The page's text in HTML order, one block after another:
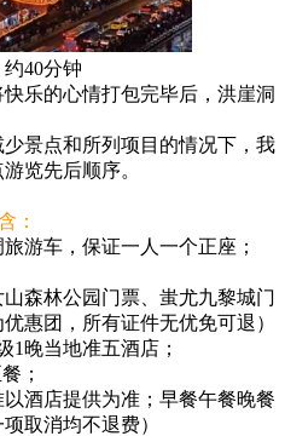
40分钟
乐的心情打包完毕后，洪崖洞
少景点和所列项目的情况下，我
览先后顺序。
：
游车，保证一人一个正座；
森林公园门票、蚩尤九黎城门
惠团，所有证件无优免可退）
1晚当地准五酒店；
；
以酒店提供为准；早餐午餐晚餐
取消均不退费）